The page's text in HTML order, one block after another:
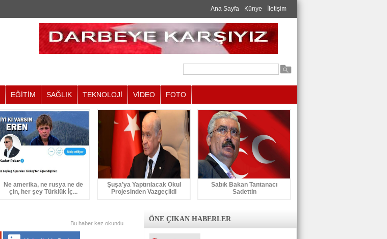
Ana Sayfa Künye İletişim
EĞİTİM SAĞLIK TEKNOLOJİ VİDEO FOTO
Ne amerika, ne rusya ne de
çin, her şey Türklük İç...
Şuşa’ya Yaptırılacak Okul
Projesinden Vazgeçildi
Sabık Bakan Tantanacı
Sadettin
Bu haber kez okundu
ÖNE ÇIKAN HABERLER